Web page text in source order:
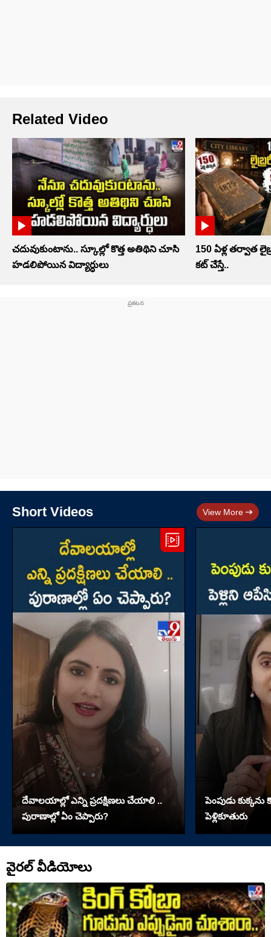
Related Video
చదువుకుంటాను.. స్కూల్లో కొత్త అతిథిని చూసి
హడలిపోయిన విద్యార్ధులు
150 ఏళ్ల తర్వాత
కట్ చేస్తే..
Short Videos View More
దేవాలయాల్లో ఎన్ని ప్రదక్షిణలు చేయాలి ..
పురాణాల్లో ఏం చెప్పారు?
పెంపుడు
పెళ్లికూతురు
వైరల్ వీడియోలు